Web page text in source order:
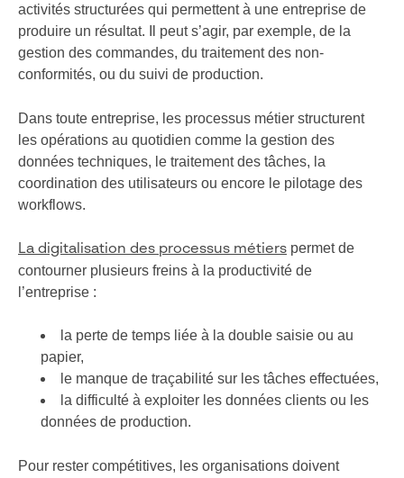
activités structurées qui permettent à une entreprise de
produire un résultat. Il peut s’agir, par exemple, de la
gestion des commandes, du traitement des non-
conformités, ou du suivi de production.
Dans toute entreprise, les processus métier structurent
les opérations au quotidien comme la gestion des
données techniques, le traitement des tâches, la
coordination des utilisateurs ou encore le pilotage des
workflows.
La digitalisation des processus métiers permet de
contourner plusieurs freins à la productivité de
l’entreprise :
la perte de temps liée à la double saisie ou au
papier,
le manque de traçabilité sur les tâches effectuées,
la difficulté à exploiter les données clients ou les
données de production.
Pour rester compétitives, les organisations doivent